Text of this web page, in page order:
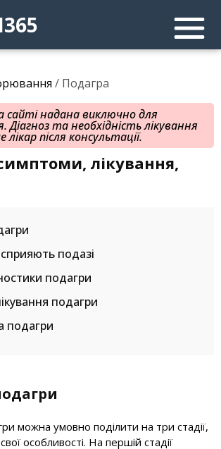
/ Подагра
сайті надана виключно для
Діагноз та необхідність лікування
після консультації.
лікування,
подазі
подагри
подагри
подагри
можна умовно поділити на три стадії,
особливості. На першій стадії